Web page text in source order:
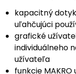
kapacitný
uľahčujúci
grafické
individuálneho
užívateľa
funkcie